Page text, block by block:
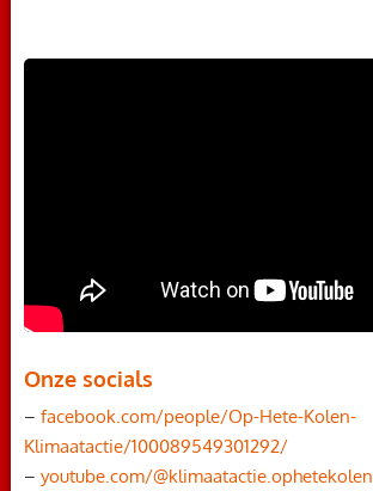
Onze socials
–facebook.com/people/Op-Hete-Kolen-
Klimaatactie/100089549301292/
–youtube.com/@klimaatactie.ophetekolen